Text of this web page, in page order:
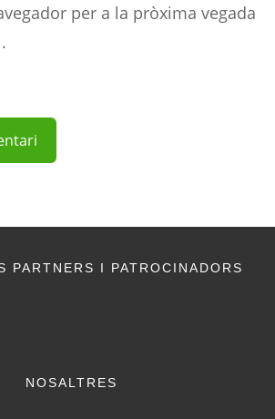
per a la pròxima vegada
PARTNERS I PATROCINADORS
NOSALTRES